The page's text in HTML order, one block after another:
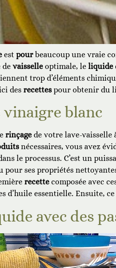
est pourbeaucoup une vraie
de vaisselle optimale, le liquide
trop d’éléments
des recettes pour obtenir du
vinaigre blanc
rinçage de votre lave-vaisselle
nécessaires, vous avez
le processus. C’est un
pour ses propriétés
recette composée avec
d’huile essentielle. Ensuite,
avec des